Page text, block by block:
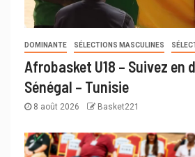
DOMINANTE SÉLECTIONS MASCULINES
Afrobasket U18 – Suivez en
Sénégal – Tunisie
8 août 2026 Basket221